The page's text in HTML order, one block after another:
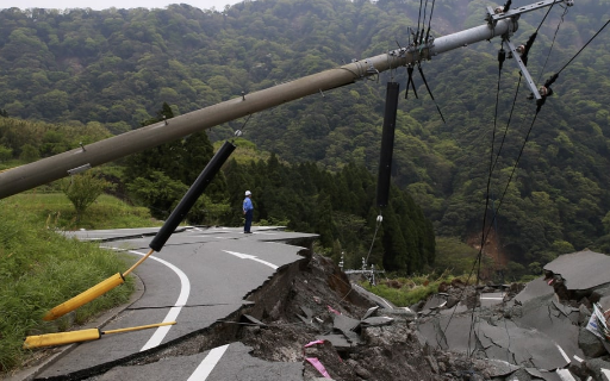
2.3
ステ
ーク
ホル
ダー
（防
災関
係
者）
の役
割と
は